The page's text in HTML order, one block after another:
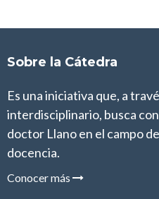
Sobre la Cátedra
Es una iniciativa que, a
interdisciplinario, busca
doctor Llano en el campo
docencia.
Conocer más